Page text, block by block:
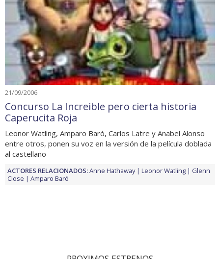
21/09/2006
Concurso La Increible pero cierta historia
Caperucita Roja
Leonor Watling, Amparo Baró, Carlos Latre y Anabel Alonso
entre otros, ponen su voz en la versión de la película doblada
al castellano
ACTORES RELACIONADOS:Anne Hathaway Leonor Watling
Glenn
Close
Amparo Baró